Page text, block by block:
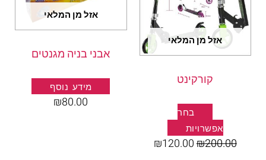
אזל מן המלאי
קורקינט
בחר
אפשרויות
ניתן
לבחור
את
האפשרויות
₪200.00
₪120.00
אזל מן המלאי
אבני בניה מגנטים
מידע נוסף
₪80.00